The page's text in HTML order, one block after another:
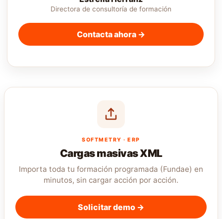
Directora de consultoría de formación
Contacta ahora →
SOFTMETRY · ERP
Cargas masivas XML
Importa toda tu formación programada (Fundae) en
minutos, sin cargar acción por acción.
Solicitar demo →